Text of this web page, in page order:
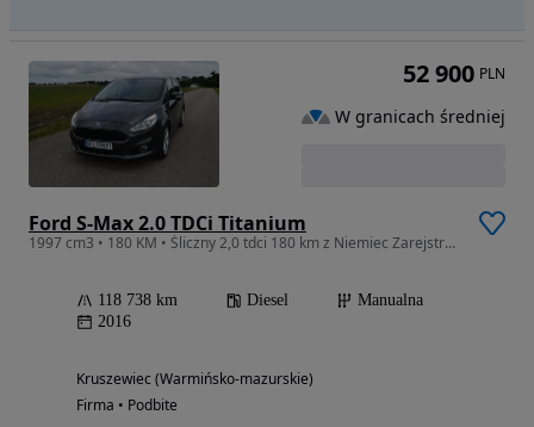
Ford S-Max 2.0 TDCi Titanium
1997 cm3 • 180 KM • Śliczny 2,0 tdci 180 km z Niemiec Zarejstrowany
118 738 km Diesel
Manualna
2016
Kruszewiec (Warmińsko-mazurskie)
Firma • Podbite
52 900 PLN
W granicach średniej